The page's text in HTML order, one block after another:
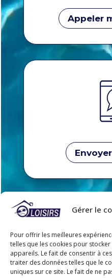
Gérer le
Pour offrir les meilleures
telles que les cookies pour
appareils. Le fait de consentir à
traiter des données telles que le
uniques sur ce site. Le fait de ne
Appeler